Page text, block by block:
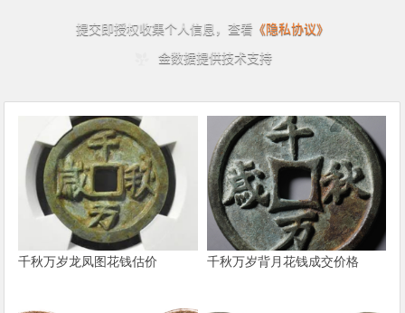
千秋万岁龙凤图花钱估价 千秋万岁背月花钱成交价格